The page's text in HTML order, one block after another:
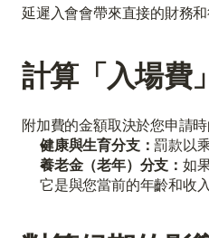
延遲入會會帶來直接的財務
計算「入場費」
附加費的金額取決於您申請
健康與生育分支：罰款以
養老金（老年）分支： 如
它是與您當前的年齡和收入